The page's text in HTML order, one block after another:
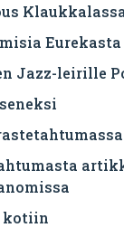
Eurekasta
Jazz-leirille
kotiin